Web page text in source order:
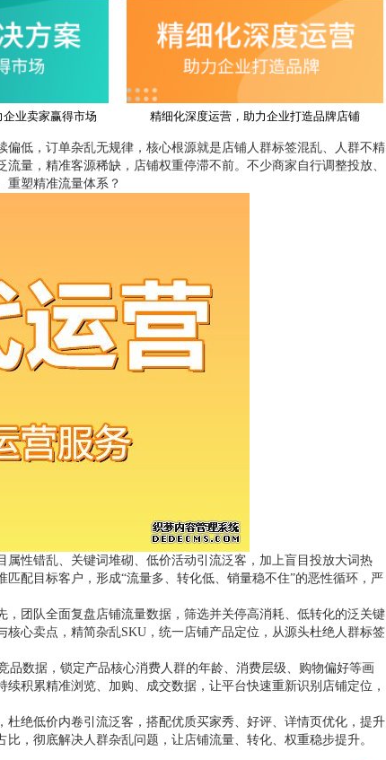
业卖家赢得市场 精细化深度运营，助力企业打造品牌店铺
低，订单杂乱无规律，核心根源就是店铺人群标签混乱、人群不精
量，精准客源稀缺，店铺权重停滞不前。不少商家自行调整投放、
重塑精准流量体系？
性错乱、关键词堆砌、低价活动引流泛客，加上盲目投放大词热
配目标客户，形成“流量多、转化低、销量稳不住”的恶性循环，严
团队全面复盘店铺流量数据，筛选并关停高消耗、低转化的泛关键
心卖点，精简杂乱SKU，统一店铺产品定位，从源头杜绝人群标签
数据，锁定产品核心消费人群的年龄、消费层级、购物偏好等画
积累精准浏览、加购、成交数据，让平台快速重新识别店铺定位，
绝低价内卷引流泛客，搭配优质买家秀、好评、详情页优化，提升
，彻底解决人群杂乱问题，让店铺流量、转化、权重稳步提升。